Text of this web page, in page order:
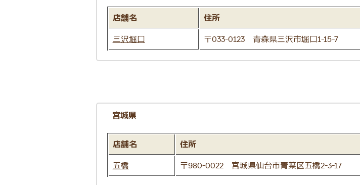
店舗名 住所
三沢堀口 〒033-0123 青森県三沢市堀口1-15-7
宮城県
店舗名 住所
五橋 〒980-0022 宮城県仙台市青葉区五橋2-3-17